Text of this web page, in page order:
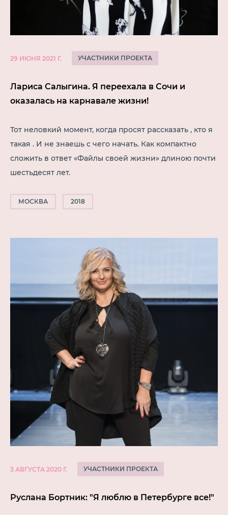
29 ИЮНЯ 2021 Г. УЧАСТНИКИ ПРОЕКТА
Лариса Салыгина. Я переехала в Сочи и
оказалась на карнавале жизни!
Тот неловкий момент, когда просят рассказать , кто я
такая . И не знаешь с чего начать. Как компактно
сложить в ответ «Файлы своей жизни» длиною почти
шестьдесят лет.
МОСКВА 2018
3 АВГУСТА 2020 Г. УЧАСТНИКИ ПРОЕКТА
Руслана Бортник: "Я люблю в Петербурге все!"